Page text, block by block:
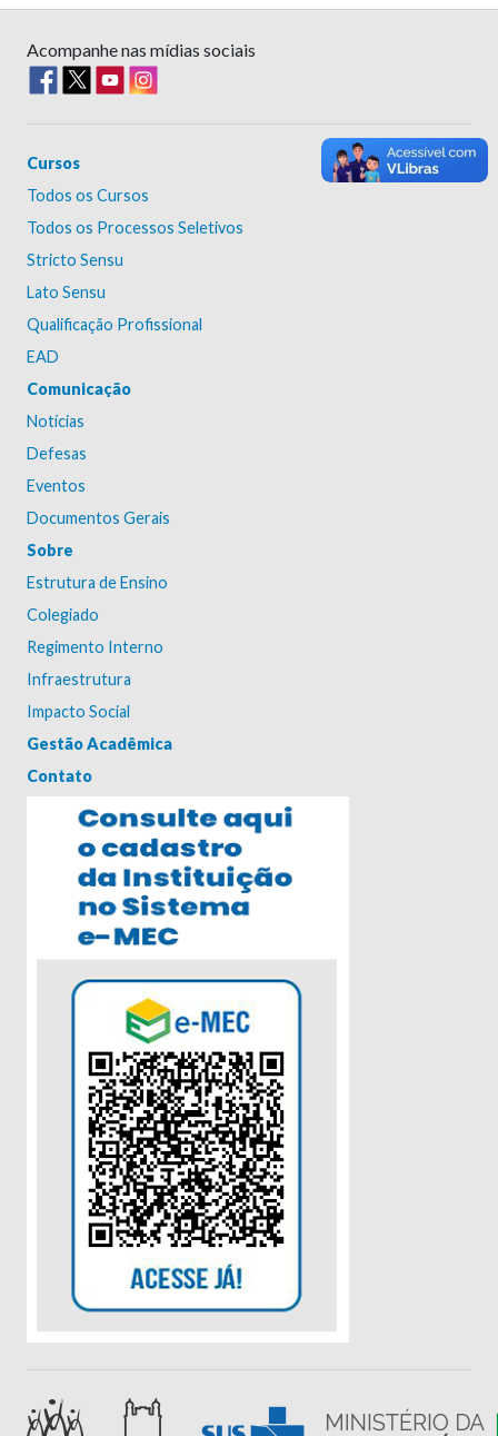
Acompanhe nas mídias sociais
Cursos
Todos os Cursos
Todos os Processos Seletivos
Stricto Sensu
Lato Sensu
Qualificação Profissional
EAD
Comunicação
Notícias
Defesas
Eventos
Documentos Gerais
Sobre
Estrutura de Ensino
Colegiado
Regimento Interno
Infraestrutura
Impacto Social
Gestão Acadêmica
Contato